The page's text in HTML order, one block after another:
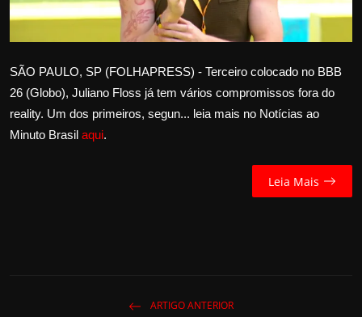
Educação
Política
Saúde
SÃO PAULO, SP (FOLHAPRESS) - Terceiro colocado no BBB
26 (Globo), Juliano Floss já tem vários compromissos fora do
reality. Um dos primeiros, segun... leia mais no Notícias ao
Minuto Brasil aqui.
Leia Mais
ARTIGO ANTERIOR